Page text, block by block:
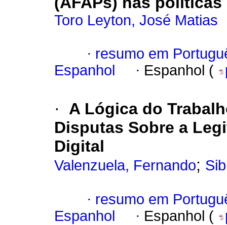
Toro Leyton, José Matias
· resumo em
Espanhol
· Espanhol (
·
A Lógica do
Disputas Sobre a
Digital
Valenzuela, Fernando;
· resumo em
Espanhol
· Espanhol (